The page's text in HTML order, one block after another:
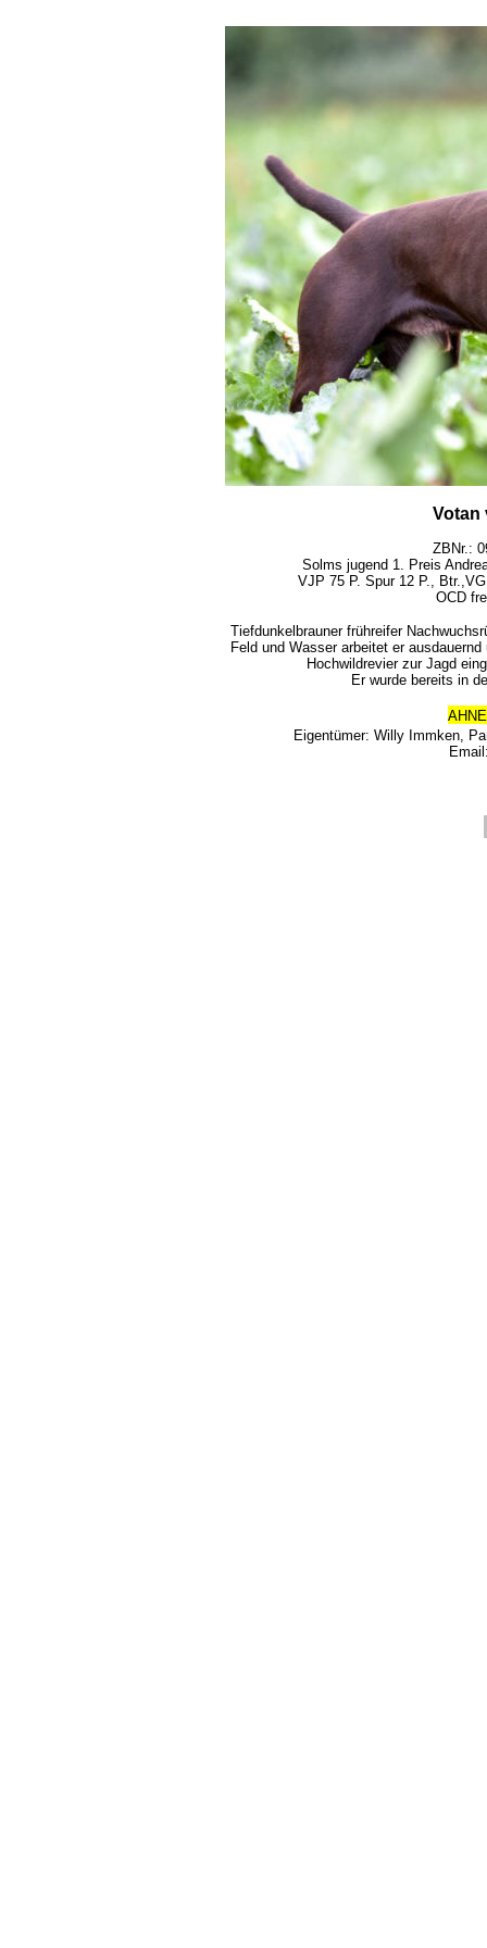
Votan
ZBNr.:
Solms jugend 1. Preis
VJP 75 P. Spur 12 P.,
OCD
Tiefdunkelbrauner frühreifer
Feld und Wasser arbeitet er
Hochwildrevier zur Jagd
Er wurde bereits in
Eigentümer: Willy Immken,